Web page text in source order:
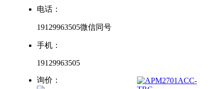
电话：
19129963505微信同号
手机：
19129963505
询价：